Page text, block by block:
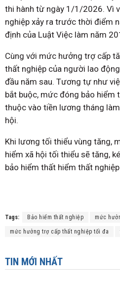
thi hành từ ngày 1/1/2026. Vì
nghiệp xảy ra trước thời điểm
định của Luật Việc làm năm
Cùng với mức hưởng trợ cấp
thất nghiệp của người lao
đầu năm sau. Tương tự như
bắt buộc, mức đóng bảo hiểm
thuộc vào tiền lương tháng
hội.
Khi lương tối thiểu vùng tăng,
hiểm xã hội tối thiểu sẽ tăng,
bảo hiểm thất hiểm thất
Tags: Bảo hiểm thất nghiệp mức
mức hưởng trợ cấp thất nghiệp tối đa
TIN MỚI NHẤT